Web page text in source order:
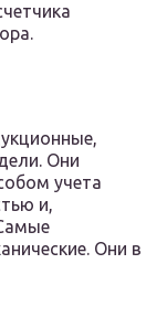
Они
учета
и,
Они в